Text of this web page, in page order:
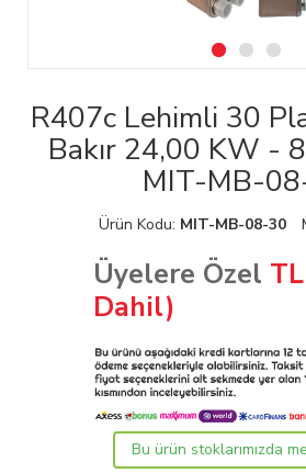
R407c Lehimli 30
Bakır 24,00 KW -
MIT-MB-
Ürün Kodu: MIT-MB-08-30
Üyelere Özel
Dahil)
Bu ürün stoklarımızda